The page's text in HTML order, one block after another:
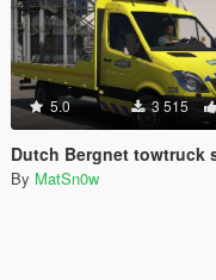
5.0 3 515
Dutch Bergnet towtruck skin [FICTIONAL | ELS | MULTI-
By MatSn0w